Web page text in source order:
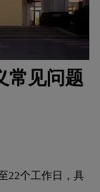
常见问题
22个工作日，具